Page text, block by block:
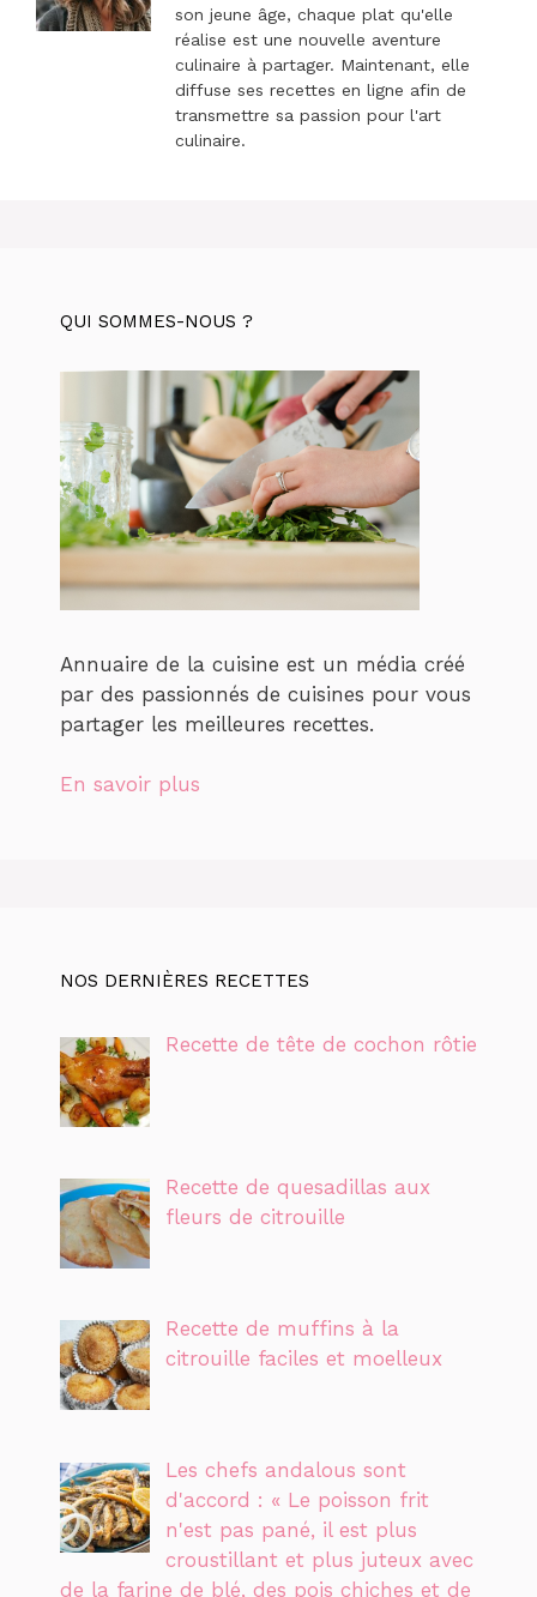
son jeune âge, chaque plat qu'elle
réalise est une nouvelle aventure
culinaire à partager. Maintenant, elle
diffuse ses recettes en ligne afin de
transmettre sa passion pour l'art
culinaire.
QUI SOMMES-NOUS ?
Annuaire de la cuisine est un média créé
par des passionnés de cuisines pour vous
partager les meilleures recettes.
En savoir plus
NOS DERNIÈRES RECETTES
Recette de tête de cochon rôtie
Recette de quesadillas aux
fleurs de citrouille
Recette de muffins à la
citrouille faciles et moelleux
Les chefs andalous sont
d'accord : « Le poisson frit
n'est pas pané, il est plus
croustillant et plus juteux avec
de la farine de blé, des pois chiches et de